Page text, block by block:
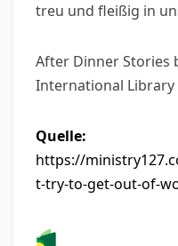
treu und fleißig in
After Dinner Stories
International Library
Quelle:
https://
t-try-to-get-out-of-